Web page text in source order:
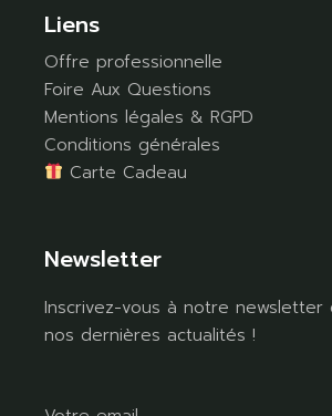
Liens
Offre professionnelle
Foire Aux Questions
Mentions légales & RGPD
Conditions générales
Carte Cadeau
Newsletter
Inscrivez-vous à notre newsletter
nos dernières actualités !